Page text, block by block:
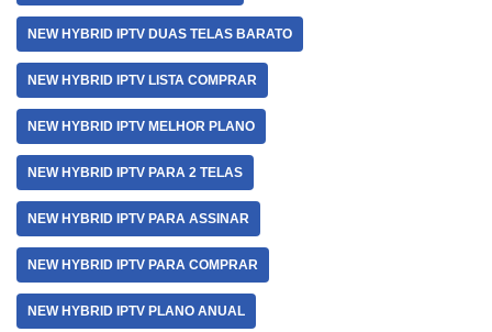
NEW HYBRID IPTV DUAS TELAS BARATO
NEW HYBRID IPTV LISTA COMPRAR
NEW HYBRID IPTV MELHOR PLANO
NEW HYBRID IPTV PARA 2 TELAS
NEW HYBRID IPTV PARA ASSINAR
NEW HYBRID IPTV PARA COMPRAR
NEW HYBRID IPTV PLANO ANUAL